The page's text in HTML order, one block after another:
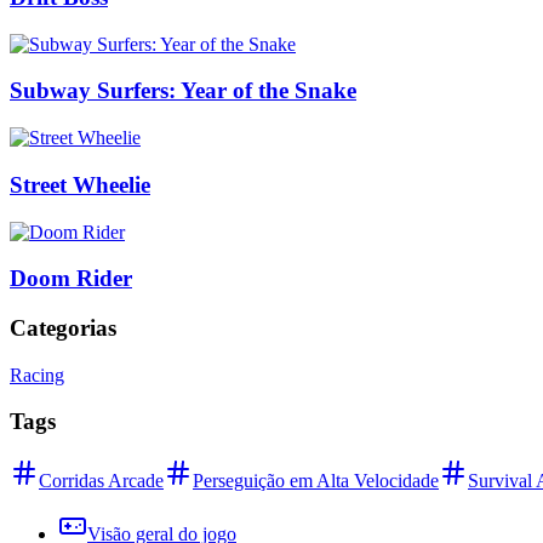
Subway Surfers: Year of the Snake
Street Wheelie
Doom Rider
Categorias
Racing
Tags
Corridas Arcade Perseguição em Alta Velocidade Survival
Visão geral do jogo